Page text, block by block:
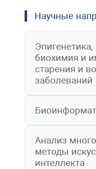
Научные
биохимия и
старения и
заболеваний
Анализ
методы
интеллекта